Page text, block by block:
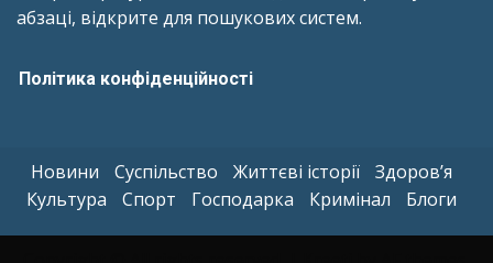
абзаці, відкрите для пошукових систем.
Політика конфіденційності
Новини Суспільство Життєві історії
Здоров’я
Культура
Спорт Господарка Кримінал Блоги